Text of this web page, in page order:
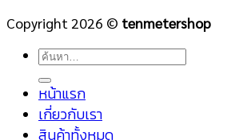
Copyright 2026 © tenmetershop
ค้นหา:
หน้าแรก
เกี่ยวกับเรา
สินค้าทั้งหมด